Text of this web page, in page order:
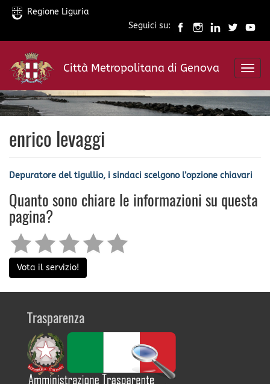
Salta
contenuto
principale
Regione Liguria
Seguici su:
Città Metropolitana di Genova
enrico levaggi
Depuratore del tigullio, i sindaci scelgono l’opzione chiavari
Quanto sono chiare le informazioni su questa
pagina?
Vota il servizio!
Trasparenza